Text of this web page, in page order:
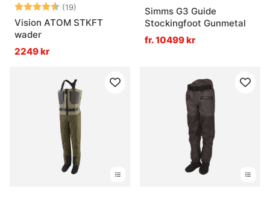
Betyg: (19)
4.6 utav 5 stjärnor
Vision ATOM STKFT
wader
2249 kr
Simms G3 Guide
Stockingfoot Gunmetal
fr. 10499 kr